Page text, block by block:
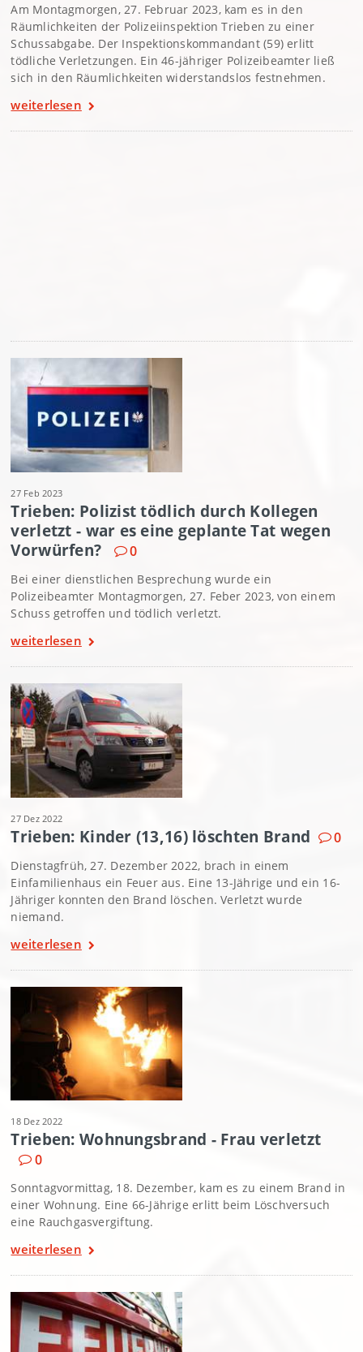
Am Montagmorgen, 27. Februar 2023, kam es in den
Räumlichkeiten der Polizeiinspektion Trieben zu einer
Schussabgabe. Der Inspektionskommandant (59) erlitt
tödliche Verletzungen. Ein 46-jähriger Polizeibeamter ließ
sich in den Räumlichkeiten widerstandslos festnehmen.
weiterlesen
27 Feb 2023
Trieben: Polizist tödlich durch Kollegen
verletzt - war es eine geplante Tat wegen
Vorwürfen?
0
Bei einer dienstlichen Besprechung wurde ein
Polizeibeamter Montagmorgen, 27. Feber 2023, von einem
Schuss getroffen und tödlich verletzt.
weiterlesen
27 Dez 2022
Trieben: Kinder (13,16) löschten Brand 0
Dienstagfrüh, 27. Dezember 2022, brach in einem
Einfamilienhaus ein Feuer aus. Eine 13-Jährige und ein 16-
Jähriger konnten den Brand löschen. Verletzt wurde
niemand.
weiterlesen
18 Dez 2022
Trieben: Wohnungsbrand - Frau verletzt
0
Sonntagvormittag, 18. Dezember, kam es zu einem Brand in
einer Wohnung. Eine 66-Jährige erlitt beim Löschversuch
eine Rauchgasvergiftung.
weiterlesen